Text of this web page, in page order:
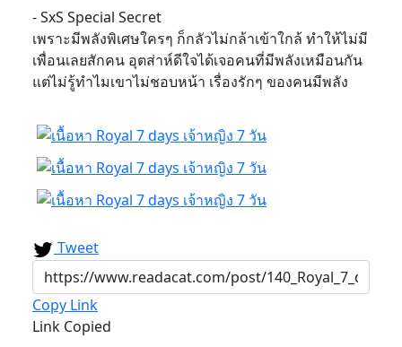
- SxS Special Secret
เพราะมีพลังพิเศษใครๆ ก็กลัวไม่กล้าเข้าใกล้ ทำให้ไม่มี
เพื่อนเลยสักคน อุตส่าห์ดีใจได้เจอคนที่มีพลังเหมือนกัน
แต่ไม่รู้ทำไมเขาไม่ชอบหน้า เรื่องรักๆ ของคนมีพลัง
Tweet
Copy Link
Link Copied